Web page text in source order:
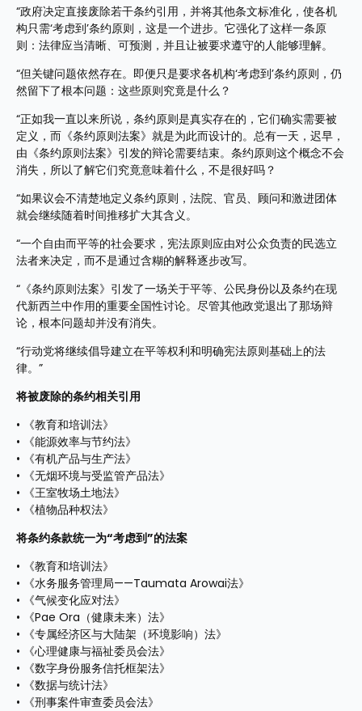
“政府决定直接废除若干条约引用，并将其他条文标准化，使各机
构只需‘考虑到’条约原则，这是一个进步。它强化了这样一条原
则：法律应当清晰、可预测，并且让被要求遵守的人能够理解。
“但关键问题依然存在。即便只是要求各机构‘考虑到’条约原则，仍
然留下了根本问题：这些原则究竟是什么？
“正如我一直以来所说，条约原则是真实存在的，它们确实需要被
定义，而《条约原则法案》就是为此而设计的。总有一天，迟早，
由《条约原则法案》引发的辩论需要结束。条约原则这个概念不会
消失，所以了解它们究竟意味着什么，不是很好吗？
“如果议会不清楚地定义条约原则，法院、官员、顾问和激进团体
就会继续随着时间推移扩大其含义。
“一个自由而平等的社会要求，宪法原则应由对公众负责的民选立
法者来决定，而不是通过含糊的解释逐步改写。
“《条约原则法案》引发了一场关于平等、公民身份以及条约在现
代新西兰中作用的重要全国性讨论。尽管其他政党退出了那场辩
论，根本问题却并没有消失。
“行动党将继续倡导建立在平等权利和明确宪法原则基础上的法
律。”
将被废除的条约相关引用
•⁠ ⁠《教育和培训法》
•⁠ ⁠《能源效率与节约法》
•⁠ ⁠《有机产品与生产法》
•⁠ ⁠《无烟环境与受监管产品法》
•⁠ ⁠《王室牧场土地法》
•⁠ ⁠《植物品种权法》
将条约条款统一为“考虑到”的法案
•⁠ ⁠《教育和培训法》
•⁠ ⁠《水务服务管理局——Taumata Arowai法》
•⁠ ⁠《气候变化应对法》
•⁠ ⁠《Pae Ora（健康未来）法》
•⁠ ⁠《专属经济区与大陆架（环境影响）法》
•⁠ ⁠《心理健康与福祉委员会法》
•⁠ ⁠《数字身份服务信托框架法》
•⁠ ⁠《数据与统计法》
•⁠ ⁠《刑事案件审查委员会法》